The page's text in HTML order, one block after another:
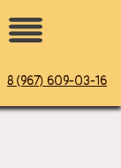
8 (967) 609-03-16